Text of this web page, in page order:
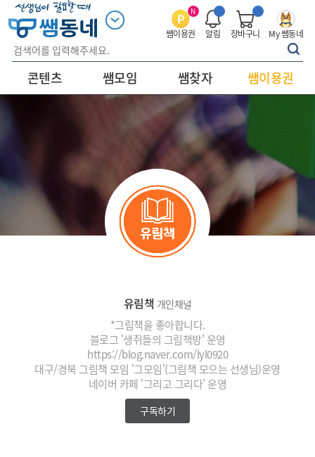
쌤이용권
N
알림 장바구니 My 쌤동네
콘텐츠 쌤모임 쌤찾자 쌤이용권
유림책 개인채널
*그림책을 좋아합니다.
블로그 '생쥐들의 그림책방' 운영
https://blog.naver.com/lyl0920
대구/경북 그림책 모임 '그모임'(그림책 모으는 선생님)운영
네이버 카페 '그리고 그리다' 운영
구독하기